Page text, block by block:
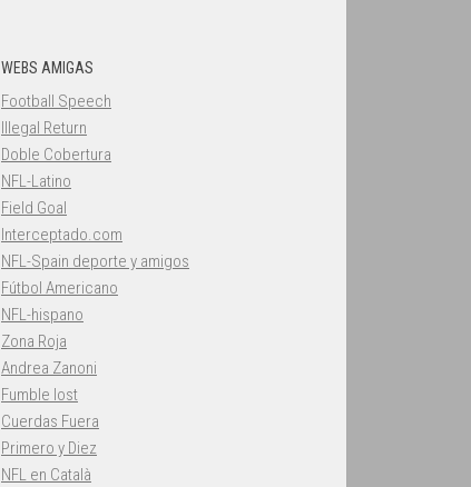
WEBS AMIGAS
Football Speech
Illegal Return
Doble Cobertura
NFL-Latino
Field Goal
Interceptado.com
NFL-Spain deporte y amigos
Fútbol Americano
NFL-hispano
Zona Roja
Andrea Zanoni
Fumble lost
Cuerdas Fuera
Primero y Diez
NFL en Català